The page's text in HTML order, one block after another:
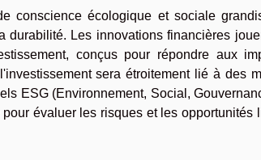
conscience écologique et sociale
durabilité. Les innovations financières
conçus pour répondre aux
sera étroitement lié à des
ESG (Environnement, Social,
évaluer les risques et les opportunités